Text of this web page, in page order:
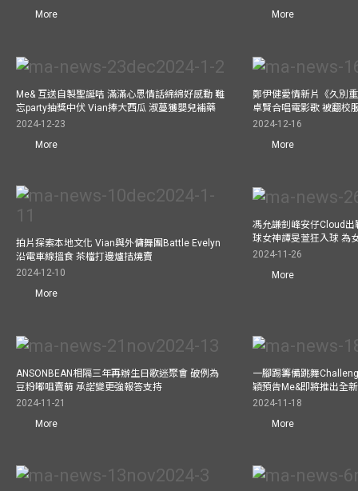
More
More
Me& 互送自製聖誕咭 滿滿心思情話綿綿好感動 難
忘party抽獎中伏 Vian捧大西瓜 淑蔓獲嬰兒補藥
2024-12-23
More
鄭伊健愛情新片《久別
卓賢合唱電影歌 被翻校
2024-12-16
More
拍片探索本地文化 Vian與外傭舞團Battle Evelyn
沿電車線搵食 茶檔打邊爐拮燒賣
2024-12-10
More
馮允謙釗峰安仔Cloud
球女神譚旻萱狂入球 為
2024-11-26
More
ANSONBEAN相隔三年再辦生日歌迷聚會 破例為
豆粉嘟咀賣萌 承諾變更強報答支持
2024-11-21
More
一腳踢籌備跳舞
穎預告Me&即將推出全
2024-11-18
More